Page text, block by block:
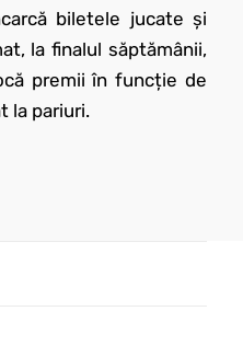
biletele jucate și
la finalul săptămânii,
premii în funcție de
la pariuri.